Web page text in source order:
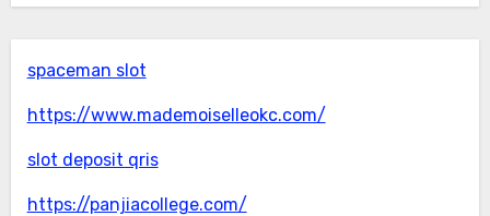
spaceman slot
https://www.mademoiselleokc.com/
slot deposit qris
https://panjiacollege.com/